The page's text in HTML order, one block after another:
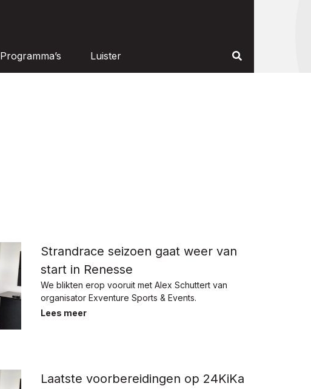
Programma’s Luister
Strandrace seizoen gaat weer van
start in Renesse
We blikten erop vooruit met Alex Schuttert van
organisator Exventure Sports & Events.
Lees meer
Laatste voorbereidingen op 24KiKa